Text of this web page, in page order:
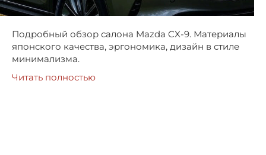
Подробный обзор салона Mazda CX-9. Материалы
японского качества, эргономика, дизайн в стиле
минимализма.
Читать полностью